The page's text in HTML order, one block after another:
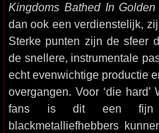
Kingdoms Bathed In Golden
dan ook een verdienstelijk,
Sterke punten zijn de sfeer
de snellere, instrumentale
echt evenwichtige productie
overgangen. Voor ‘die
fans is dit een fijn
blackmetalliefhebbers